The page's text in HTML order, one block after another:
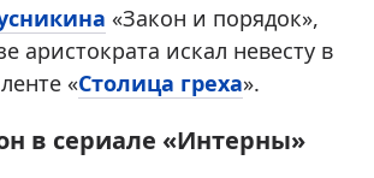
«Закон и порядок»,
аристократа искал невесту в
«Столица греха».
в сериале «Интерны»